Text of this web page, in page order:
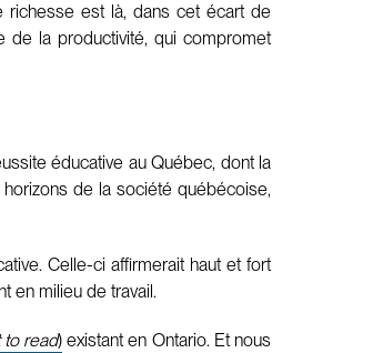
richesse est là, dans cet écart de
de la productivité, qui compromet
éducative au Québec, dont la
de la société québécoise,
Celle-ci affirmerait haut et fort
en milieu de travail.
to read)existant en Ontario. Et nous